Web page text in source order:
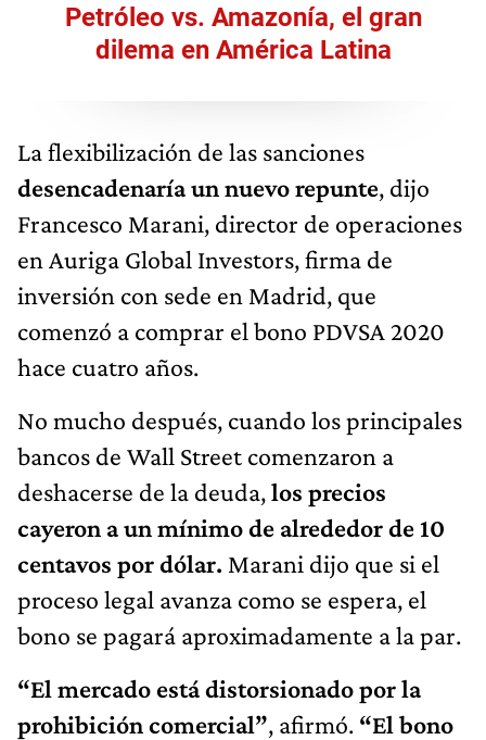
Petróleo vs. Amazonía, el gran
dilema en América Latina
La flexibilización de las sanciones
desencadenaría un nuevo repunte, dijo
Francesco Marani, director de operaciones
en Auriga Global Investors, firma de
inversión con sede en Madrid, que
comenzó a comprar el bono PDVSA 2020
hace cuatro años.
No mucho después, cuando los principales
bancos de Wall Street comenzaron a
deshacerse de la deuda,los precios
cayeron a un mínimo de alrededor de 10
centavos por dólar. Marani dijo que si el
proceso legal avanza como se espera, el
bono se pagará aproximadamente a la par.
“El mercado está distorsionado por la
prohibición comercial”, afirmó. “El bono